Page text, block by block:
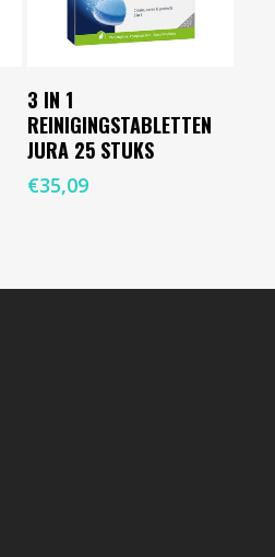
Winkelwagen
3 IN 1
REINIGINGSTABLETTEN
JURA 25 STUKS
€35,09